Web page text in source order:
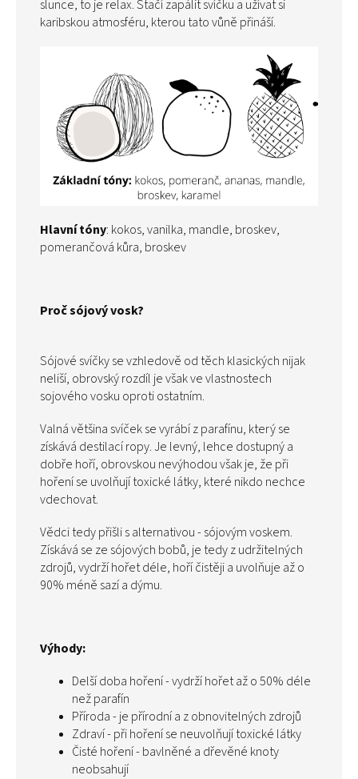
slunce, to je relax. Stačí zapálit svíčku a užívat si
karibskou atmosféru, kterou tato vůně přináší.
Hlavní tóny: kokos, vanilka, mandle, broskev,
pomerančová kůra, broskev
Proč sójový vosk?
Sójové svíčky se vzhledově od těch klasických nijak
neliší, obrovský rozdíl je však ve vlastnostech
sojového vosku oproti ostatním.
Valná většina svíček se vyrábí z parafínu, který se
získává destilací ropy. Je levný, lehce dostupný a
dobře hoří, obrovskou nevýhodou však je, že při
hoření se uvolňují toxické látky, které nikdo nechce
vdechovat.
Vědci tedy přišli s alternativou - sójovým voskem.
Získává se ze sójových bobů, je tedy z udržitelných
zdrojů, vydrží hořet déle, hoří čistěji a uvolňuje až o
90% méně sazí a dýmu.
Výhody:
Delší doba hoření - vydrží hořet až o 50% déle
než parafín
Příroda - je přírodní a z obnovitelných zdrojů
Zdraví - při hoření se neuvolňují toxické látky
Čisté hoření - bavlněné a dřevěné knoty
neobsahují